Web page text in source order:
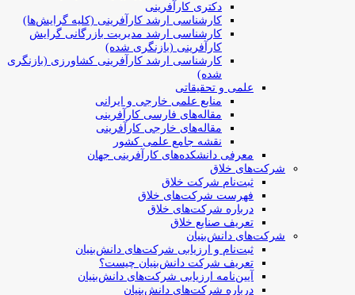
دکتری کارآفرینی
کارشناسی ارشد کارآفرینی (کلیه گرایش‌ها)
کارشناسی ارشد مدیریت بازرگانی گرایش
کارآفرینی (بازنگری شده)
کارشناسی ارشد کارآفرینی کشاورزی (بازنگری
شده)
علمی و تحقیقاتی
منابع علمی خارجی و ایرانی
مقاله‌های فارسی کارآفرینی
مقاله‌های خارجی کارآفرینی
نقشه جامع علمی کشور
معرفی دانشکده‌های کارآفرینی جهان
شرکت‌های خلاق
ثبت‌نام شرکت خلاق
فهرست شرکت‌های خلاق
درباره شرکت‌های خلاق
تعریف صنایع خلاق
شرکت‌های دانش‌بنیان
ثبت‌نام و ارزیابی شرکت‌های دانش‌بنیان
تعریف شرکت دانش‌بنیان چیست؟
آیین‌نامه ارزیابی شرکت‌های دانش‌بنیان
درباره شرکت‌های دانش‌بنیان